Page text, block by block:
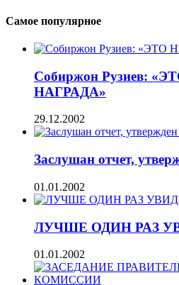
Самое популярное
Собиржон Рузиев:
НАГРАДА»
29.12.2002
Заслушан отчет,
01.01.2002
ЛУЧШЕ ОДИН РАЗ
01.01.2002